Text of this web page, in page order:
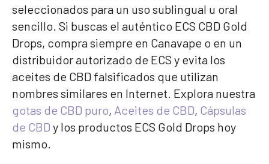
seleccionados para un uso sublingual u oral
sencillo. Si buscas el auténtico ECS CBD Gold
Drops, compra siempre en Canavape o en un
distribuidor autorizado de ECS y evita los
aceites de CBD falsificados que utilizan
nombres similares en Internet. Explora nuestra
gotas de CBD puro, Aceites de CBD, Cápsulas
de CBD y los productos ECS Gold Drops hoy
mismo.